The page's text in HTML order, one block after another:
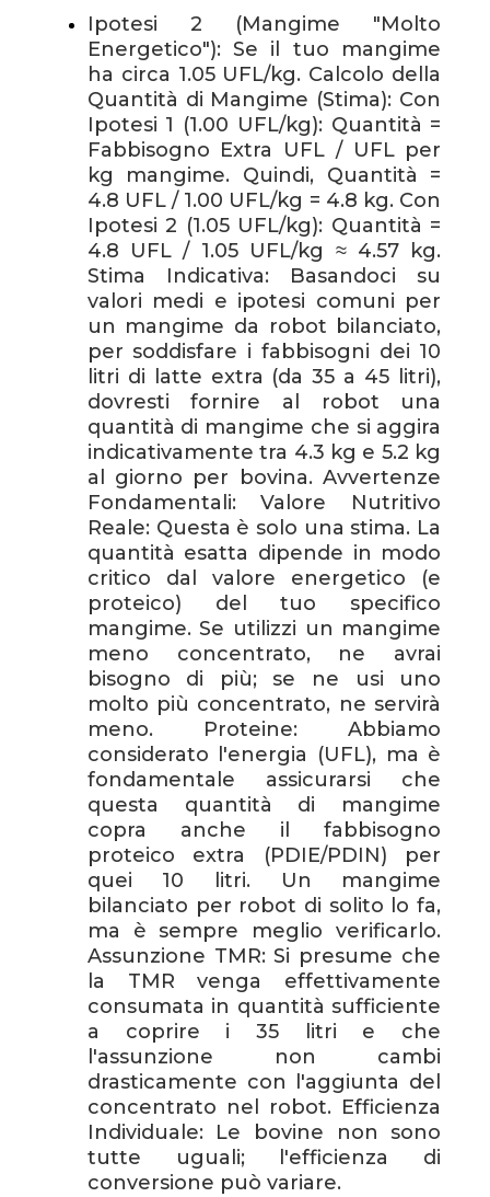
Ipotesi 2 (Mangime "Molto
Energetico"): Se il tuo mangime
ha circa 1.05 UFL/kg. Calcolo della
Quantità di Mangime (Stima): Con
Ipotesi 1 (1.00 UFL/kg): Quantità =
Fabbisogno Extra UFL / UFL per
kg mangime. Quindi, Quantità =
4.8 UFL / 1.00 UFL/kg = 4.8 kg. Con
Ipotesi 2 (1.05 UFL/kg): Quantità =
4.8 UFL / 1.05 UFL/kg ≈ 4.57 kg.
Stima Indicativa: Basandoci su
valori medi e ipotesi comuni per
un mangime da robot bilanciato,
per soddisfare i fabbisogni dei 10
litri di latte extra (da 35 a 45 litri),
dovresti fornire al robot una
quantità di mangime che si aggira
indicativamente tra 4.3 kg e 5.2 kg
al giorno per bovina. Avvertenze
Fondamentali: Valore Nutritivo
Reale: Questa è solo una stima. La
quantità esatta dipende in modo
critico dal valore energetico (e
proteico) del tuo specifico
mangime. Se utilizzi un mangime
meno concentrato, ne avrai
bisogno di più; se ne usi uno
molto più concentrato, ne servirà
meno. Proteine: Abbiamo
considerato l'energia (UFL), ma è
fondamentale assicurarsi che
questa quantità di mangime
copra anche il fabbisogno
proteico extra (PDIE/PDIN) per
quei 10 litri. Un mangime
bilanciato per robot di solito lo fa,
ma è sempre meglio verificarlo.
Assunzione TMR: Si presume che
la TMR venga effettivamente
consumata in quantità sufficiente
a coprire i 35 litri e che
l'assunzione non cambi
drasticamente con l'aggiunta del
concentrato nel robot. Efficienza
Individuale: Le bovine non sono
tutte uguali; l'efficienza di
conversione può variare.